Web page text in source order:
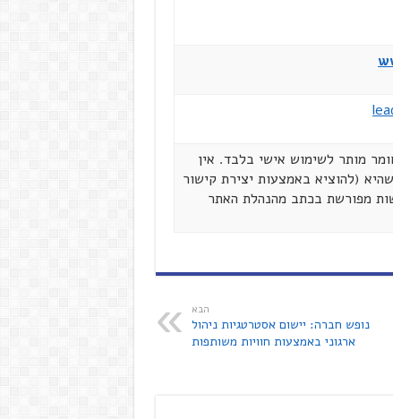
שמורות ל"מנהיגים ברשת" יוני 2023. החומר מותר לשימוש אישי בלבד. אין
(להוציא באמצעות יצירת קישור
מפורשת בכתב מהנהלת האתר
הבא
נופש חברה: יישום אסטרטגיות ניהול
ארגוני באמצעות חוויות משותפות